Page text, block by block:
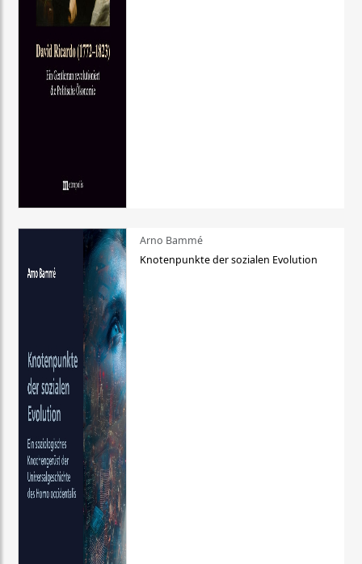
Arno Bammé
Knotenpunkte der sozialen Evolution